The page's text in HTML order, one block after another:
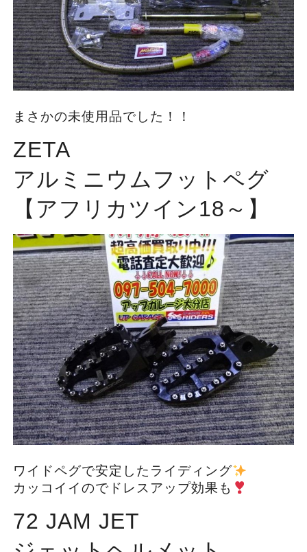
まさかの未使用品でした！！
ZETA
アルミニウムフットペグ
【アフリカツイン18～】
ワイドペグで安定したライディング
カッコイイのでドレスアップ効果も
72 JAM JET